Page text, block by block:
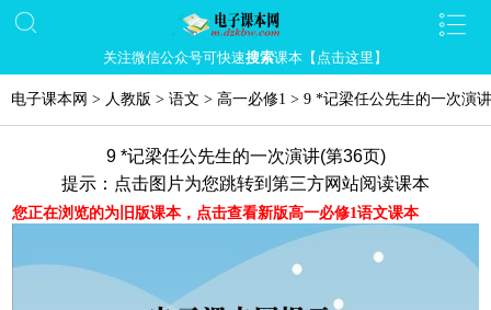
关注微信公众号可快速搜索课本【点击这里】
电子课本网 > 人教版 > 语文 > 高一必修1 > 9 *记梁任公先生的一次演讲
9 *记梁任公先生的一次演讲(第36页)
提示：点击图片为您跳转到第三方网站阅读课本
您正在浏览的为旧版课本，点击查看新版高一必修1语文课本